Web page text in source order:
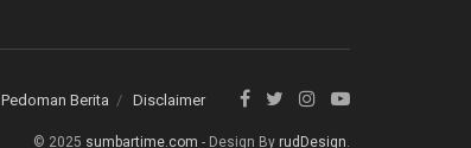
Pedoman Berita Disclaimer
© 2025 sumbartime.com - Design By rudDesign.